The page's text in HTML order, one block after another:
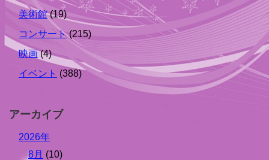
美術館(19)
コンサート(215)
映画(4)
イベント (388)
アーカイブ
2026年
8月 (10)